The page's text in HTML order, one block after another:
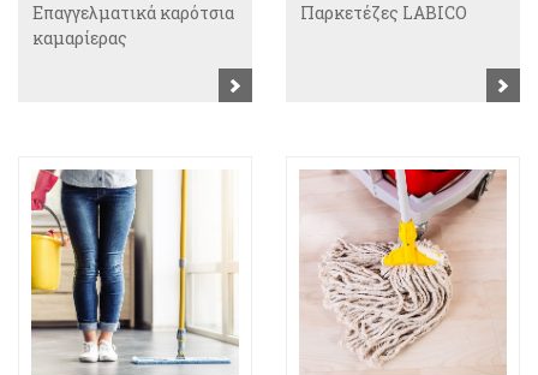
Eπαγγελματικά καρότσια
καμαρίερας
Παρκετέζες LABICO